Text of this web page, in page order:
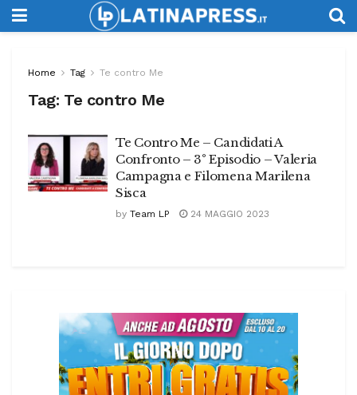
Home Tag Te contro Me
Tag: Te contro Me
Te Contro Me – Candidati A
Confronto – 3° Episodio – Valeria
Campagna e Filomena Marilena
Sisca
by Team LP 24 MAGGIO 2023